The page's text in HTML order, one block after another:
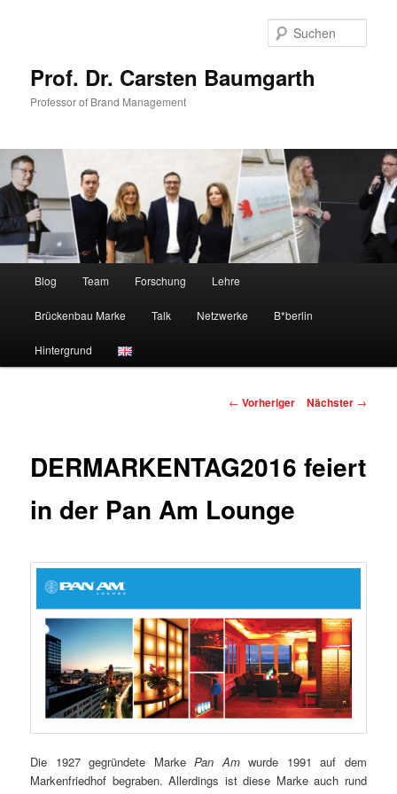
Prof. Dr. Carsten Baumgarth
Professor of Brand Management
Blog Team Forschung Lehre
Brückenbau Marke Talk Netzwerke B*berlin
Hintergrund
Beitragsnavigation
← Vorheriger Nächster →
DERMARKENTAG2016 feiert
in der Pan Am Lounge
Die 1927 gegründete MarkePan Amwurde 1991 auf dem
Markenfriedhof begraben. Allerdings ist diese Marke auch rund